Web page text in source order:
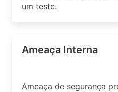
um teste.
Ameaça Interna
Ameaça de segurança